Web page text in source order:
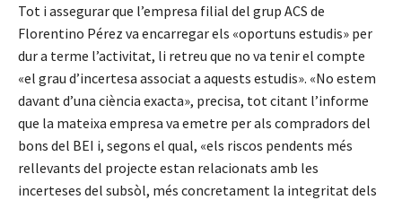
Tot i assegurar que l’empresa filial del grup ACS de
Florentino Pérez va encarregar els «oportuns estudis» per
dur a terme l’activitat, li retreu que no va tenir el compte
«el grau d’incertesa associat a aquests estudis». «No estem
davant d’una ciència exacta», precisa, tot citant l’informe
que la mateixa empresa va emetre per als compradors del
bons del BEI i, segons el qual, «els riscos pendents més
rellevants del projecte estan relacionats amb les
incerteses del subsòl, més concretament la integritat dels